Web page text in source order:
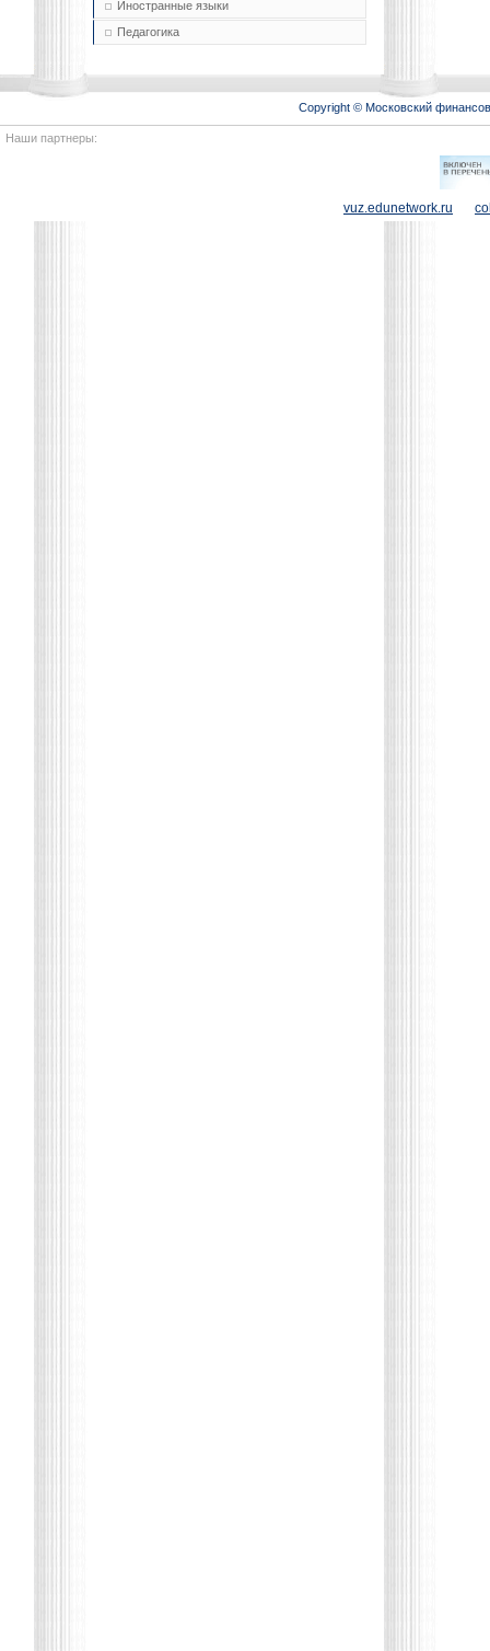
Иностранные языки
Педагогика
Copyright © Московский
Наши партнеры:
vuz.edunetwork.ru